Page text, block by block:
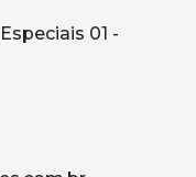
01 -